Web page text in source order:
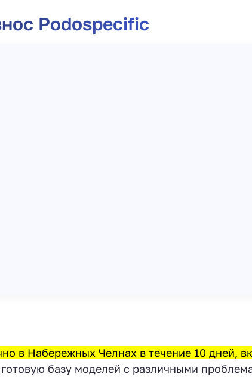
Podospecific
в Набережных Челнах в течение 10 дней,
базу моделей с различными